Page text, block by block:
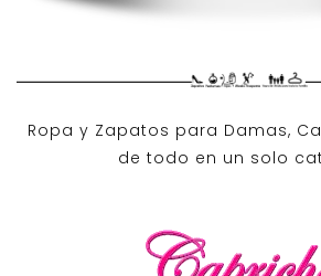
Ropa y Zapatos para Damas,
de todo en un solo